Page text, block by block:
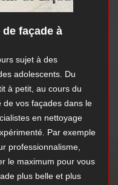
façade à
sujet à des
adolescents. Du
à petit, au cours du
vos façades dans le
en nettoyage
Par exemple
professionnalisme,
le maximum pour vous
plus belle et plus